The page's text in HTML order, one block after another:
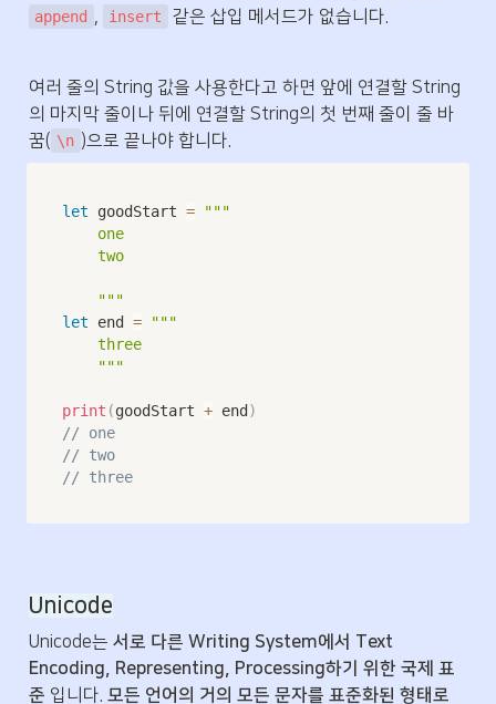
append , insert 같은 삽입 메서드가 없습니다.
여러 줄의 String 값을 사용한다고 하면 앞에 연결할 String
의 마지막 줄이나 뒤에 연결할 String의 첫 번째 줄이 줄 바
꿈( \n )으로 끝나야 합니다.
let goodStart =
"""
    one
    two
    """
let end =
"""
    three
    """
print (goodStart + end )
// one
// two
// three
Unicode
Unicode는 서로 다른 Writing System에서 Text
Encoding, Representing, Processing하기 위한 국제 표
준 입니다. 모든 언어의 거의 모든 문자를 표준화된 형태로